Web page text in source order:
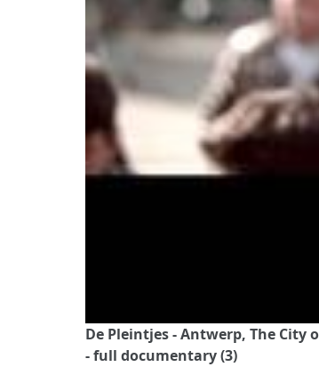
De Pleintjes - Antwerp, The City
- full documentary (3)